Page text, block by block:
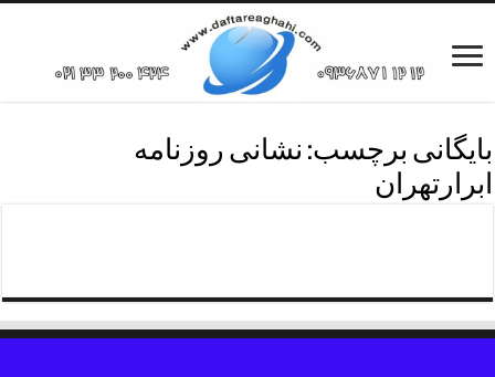
بایگانی برچسب: نشانی روزنامه
ابرارتهران